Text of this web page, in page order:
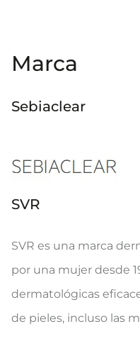
Marca
Sebiaclear
SVR
SVR es una marca
por una mujer desde
dermatológicas
de pieles, incluso las